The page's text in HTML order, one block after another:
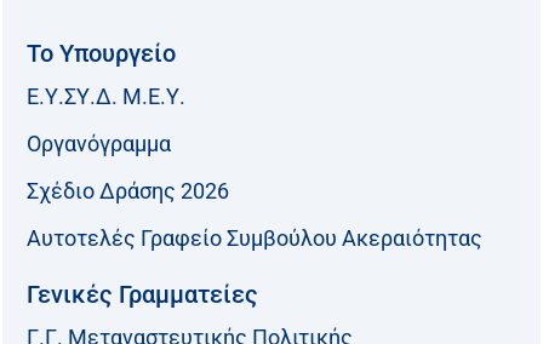
Το Υπουργείο
Ε.Υ.ΣΥ.Δ. Μ.Ε.Υ.
Οργανόγραμμα
Σχέδιο Δράσης 2026
Αυτοτελές Γραφείο Συμβούλου Ακεραιότητας
Γενικές Γραμματείες
Γ.Γ. Μεταναστευτικής Πολιτικής